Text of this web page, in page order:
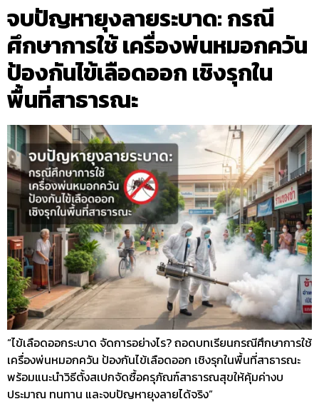
จบปัญหายุงลายระบาด: กรณี
ศึกษาการใช้ เครื่องพ่นหมอกควัน
ป้องกันไข้เลือดออก เชิงรุกใน
พื้นที่สาธารณะ
“ไข้เลือดออกระบาด จัดการอย่างไร? ถอดบทเรียนกรณีศึกษาการใช้
เครื่องพ่นหมอกควัน ป้องกันไข้เลือดออก เชิงรุกในพื้นที่สาธารณะ
พร้อมแนะนำวิธีตั้งสเปกจัดซื้อครุภัณฑ์สาธารณสุขให้คุ้มค่างบ
ประมาณ ทนทาน และจบปัญหายุงลายได้จริง”